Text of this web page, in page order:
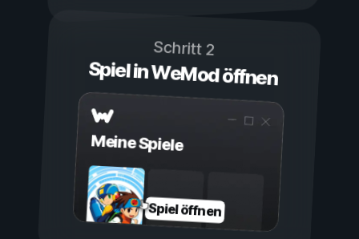
Schritt 2
Spiel in WeMod öffnen
Meine Spiele
Spiel öffnen